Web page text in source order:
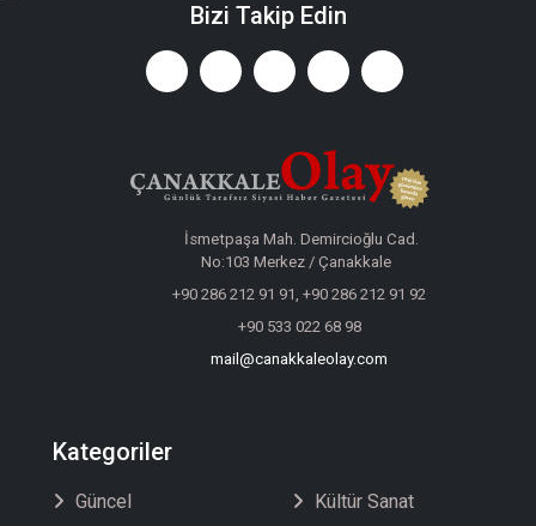
Bizi Takip Edin
İsmetpaşa Mah. Demircioğlu Cad.
No:103 Merkez / Çanakkale
+90 286 212 91 91, +90 286 212 91 92
+90 533 022 68 98
mail@canakkaleolay.com
Kategoriler
Güncel
Kültür Sanat